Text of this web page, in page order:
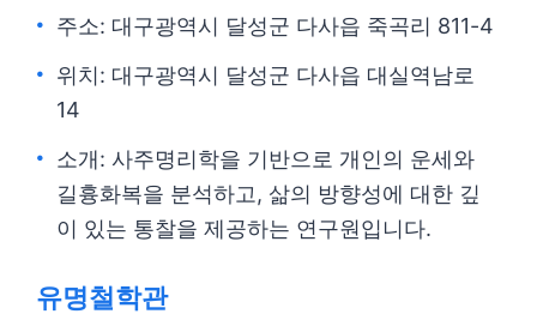
주소: 대구광역시 달성군 다사읍 죽곡리 811-4
위치: 대구광역시 달성군 다사읍 대실역남로
14
소개: 사주명리학을 기반으로 개인의 운세와
길흉화복을 분석하고, 삶의 방향성에 대한 깊
이 있는 통찰을 제공하는 연구원입니다.
유명철학관